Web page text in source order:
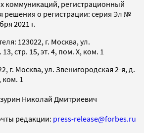
коммуникаций, регистрационный
решения о регистрации: серия Эл №
2021 г.
123022, г. Москва, ул.
стр. 15, эт. 4, пом. X, ком. 1
г. Москва, ул. Звенигородская 2-я, д.
ком. 1
Николай Дмитриевич
редакции: press-release@forbes.ru